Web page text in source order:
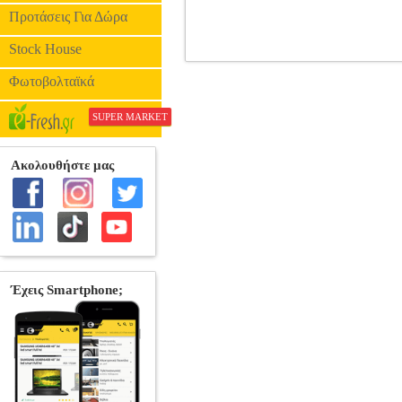
Προτάσεις Για Δώρα
Stock House
Φωτοβολταϊκά
SUPER MARKET